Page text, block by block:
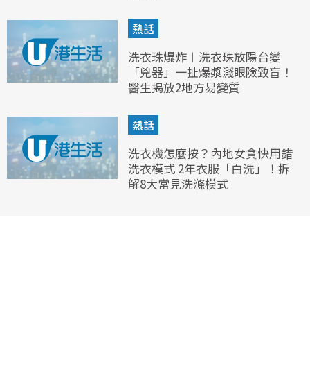
熱話
洗衣珠爆炸︱洗衣珠放陽台變
「兇器」一扯爆漿濺眼險致盲！
醫生揭放2地方易變質
熱話
洗衣機怎麼按？內地女貪快用錯
洗衣模式 2年衣服「白洗」！拆
解8大常見洗滌模式